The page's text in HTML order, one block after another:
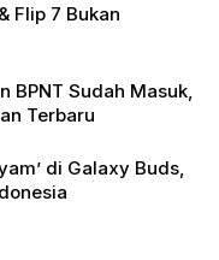
Flip 7 Bukan
BPNT Sudah Masuk,
Terbaru
di Galaxy Buds,